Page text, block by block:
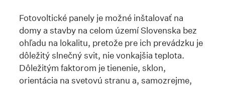
Fotovoltické panely je možné inštalovať na
domy a stavby na celom území Slovenska bez
ohľadu na lokalitu, pretože pre ich prevádzku je
dôležitý slnečný svit, nie vonkajšia teplota.
Dôležitým faktorom je tienenie, sklon,
orientácia na svetovú stranu a, samozrejme,